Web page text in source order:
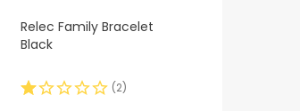
Relec Family Bracelet
Black
(2)